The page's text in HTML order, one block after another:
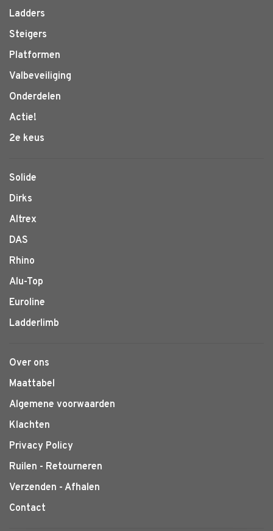
Ladders
Steigers
Platformen
Valbeveiliging
Onderdelen
Actie!
2e keus
Solide
Dirks
Altrex
DAS
Rhino
Alu-Top
Euroline
Ladderlimb
Over ons
Maattabel
Algemene voorwaarden
Klachten
Privacy Policy
Ruilen - Retourneren
Verzenden - Afhalen
Contact